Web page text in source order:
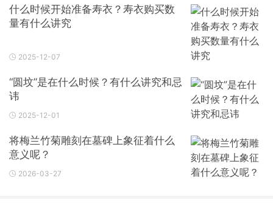
什么时候开始准备寿衣？寿衣购买数
量有什么讲究
2025-12-07
“圆坟”是在什么时候？有什么讲究和忌
讳
2025-12-01
将梅兰竹菊雕刻在墓碑上象征着什么
意义呢？
2026-03-27